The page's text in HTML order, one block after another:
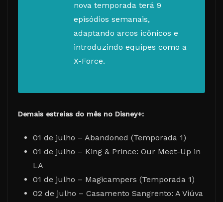
nova temporada terá 9
episódios semanais,
adaptando arcos icônicos e
introduzindo equipes como a
X-Force.
Demais estreias do mês no Disney+:
01 de julho – Abandoned (Temporada 1)
01 de julho – King & Prince: Our Meet-Up in
LA
01 de julho – Magicampers (Temporada 1)
02 de julho – Casamento Sangrento: A Viúva